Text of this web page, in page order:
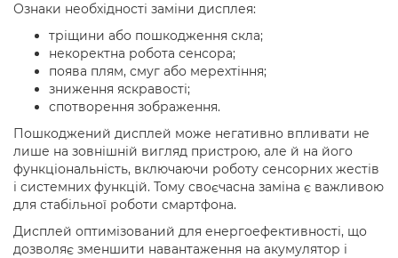
Ознаки необхідності заміни дисплея:
тріщини або пошкодження скла;
некоректна робота сенсора;
поява плям, смуг або мерехтіння;
зниження яскравості;
спотворення зображення.
Пошкоджений дисплей може негативно впливати не
лише на зовнішній вигляд пристрою, але й на його
функціональність, включаючи роботу сенсорних жестів
і системних функцій. Тому своєчасна заміна є важливою
для стабільної роботи смартфона.
Дисплей оптимізований для енергоефективності, що
дозволяє зменшити навантаження на акумулятор і